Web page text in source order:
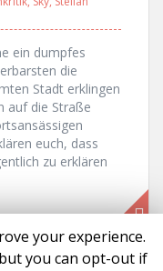
ein dumpfes
die
Stadt erklingen
auf die Straße
euch, dass
zu erklären
your experience.
you can opt-out if